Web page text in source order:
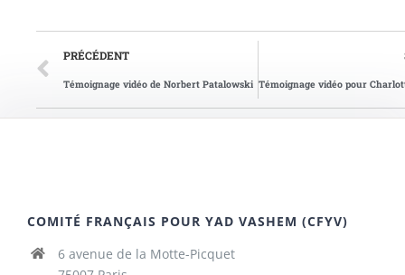
PRÉCÉDENT
Témoignage vidéo de Norbert Patalowski
COMITÉ FRANÇAIS POUR YAD VASHEM (CFYV)
6 avenue de la Motte-Picquet